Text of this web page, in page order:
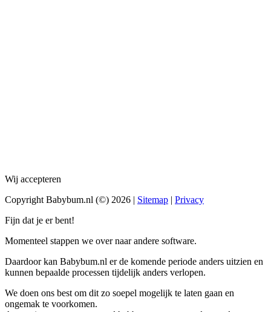
Wij accepteren
Copyright Babybum.nl (©) 2026 | Sitemap | Privacy
Fijn dat je er bent!
Momenteel stappen we over naar andere software.
Daardoor kan Babybum.nl er de komende periode anders uitzien en
kunnen bepaalde processen tijdelijk anders verlopen.
We doen ons best om dit zo soepel mogelijk te laten gaan en
ongemak te voorkomen.